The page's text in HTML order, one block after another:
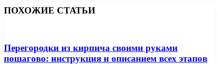
ПОХОЖИЕ СТАТЬИ
Перегородки из кирпича своими руками
пошагово: инструкция и описанием всех этапов